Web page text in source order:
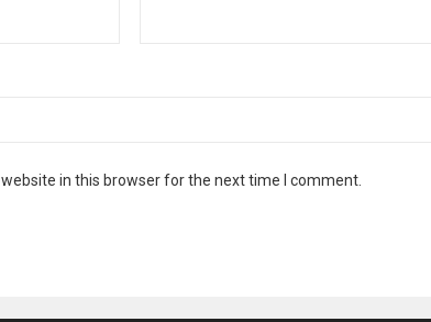
in this browser for the next time I comment.